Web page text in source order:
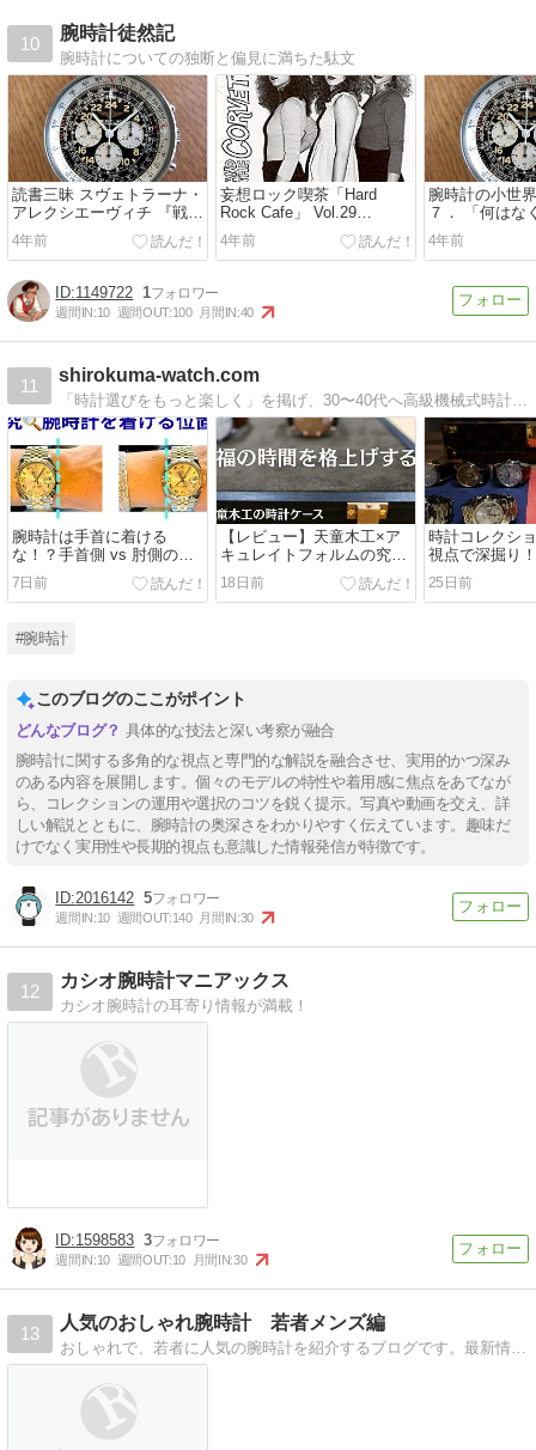
10
腕時計徒然記
腕時計についての独断と偏見に満ちた駄文
読書三昧 スヴェトラーナ・
アレクシエーヴィチ 『戦争
は女の顔をしていない』
4年前
妄想ロック喫茶「Hard
Rock Cafe」 Vol.29
[2022/06/30]
4年前
腕時計の小世
７． 「何はな
ォッチ」
4年前
1149722 1
週間IN:10 週間OUT:100 月間IN:40
11
shirokuma-watch.com
「時計選びをもっと楽しく」を掲げ、30〜40代へ高級機械式時計を独自視点で提案。サイズ感や歴史、デザインに拘り抜いた、通好みな一本が見つかります。
腕時計は手首に着ける
な！？手首側 vs 肘側の争
いに終止符を打つ。
7日前
【レビュー】天童木工×ア
キュレイトフォルムの究極
の持ち運び時計ケース
18日前
時計コレクシ
視点で深掘り
本とともに考
しみ方
25日前
#腕時計
このブログのここがポイント
具体的な技法と深い考察が融合
腕時計に関する多角的な視点と専門的な解説を融合させ、実用的かつ深み
のある内容を展開します。個々のモデルの特性や着用感に焦点をあてなが
ら、コレクションの運用や選択のコツを鋭く提示。写真や動画を交え、詳
しい解説とともに、腕時計の奥深さをわかりやすく伝えています。趣味だ
けでなく実用性や長期的視点も意識した情報発信が特徴です。
2016142 5
週間IN:10 週間OUT:140 月間IN:30
12
カシオ腕時計マニアックス
カシオ腕時計の耳寄り情報が満載！
1598583 3
週間IN:10 週間OUT:10 月間IN:30
13
人気のおしゃれ腕時計 若者メンズ編
おしゃれで、若者に人気の腕時計を紹介するブログです。最新情報や、世間での評価、スペックなど総合的な情報を配信しています。